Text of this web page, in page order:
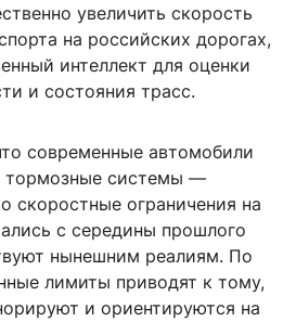
увеличить скорость
на российских дорогах,
интеллект для оценки
и состояния трасс.
современные автомобили
тормозные системы —
скоростные ограничения на
с середины прошлого
нынешним реалиям. По
лимиты приводят к тому,
и ориентируются на